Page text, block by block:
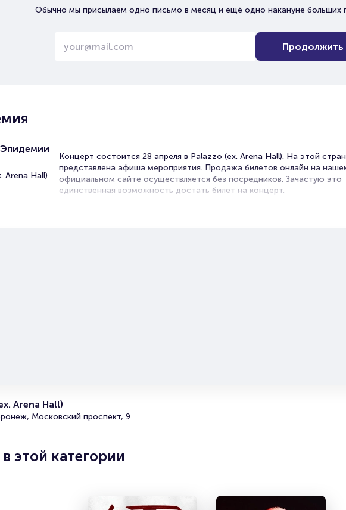
Обычно мы присылаем одно письмо в месяц и ещё одно накануне больших
Продолжить
Arena Hall)
Концерт состоится 28 апреля в Palazzo (ex. Arena Hall). На этой
представлена афиша мероприятия. Продажа билетов онлайн на
официальном сайте осуществляется без посредников. Зачастую это
единственная возможность достать билет на концерт.
начиная с выбора места завершая оформлением его в зрительном
ваше имя занимает не более двух минут. Билеты Концерт Эпидемии
пользуются большой популярностью у зрителей. Спешите купить их,
Полезные ссылки
Arena Hall)
Московский проспект, 9
этой категории